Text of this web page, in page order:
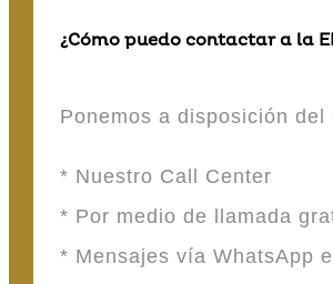
¿Cómo puedo contactar a la
Ponemos a disposición
* Nuestro Call Center
* Por medio de llamada
* Mensajes vía WhatsApp